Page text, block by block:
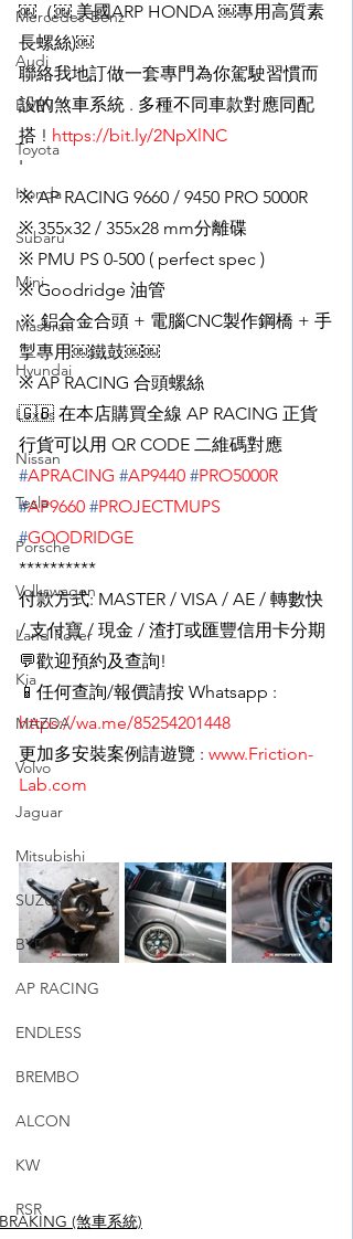
Mercedes-Benz
Audi
BMW
Toyota
Honda
Subaru
Mini
Maserati
Hyundai
Lexus
Nissan
Tesla
Porsche
Volkswagen
Land Rover
Kia
MAZDA
Volvo
Jaguar
Mitsubishi
SUZUKI
BYD
AP RACING
ENDLESS
BREMBO
ALCON
KW
RSR
￼（￼ 美國ARP HONDA ￼專用高質素
長螺絲)￼
聯絡我地訂做一套專門為你駕駛習慣而
設的煞車系統 . 多種不同車款對應同配
搭 ! https://bit.ly/2NpXlNC
'
※ AP RACING 9660 / 9450 PRO 5000R
※ 355x32 / 355x28 mm分離碟
※ PMU PS 0-500 ( perfect spec )
※ Goodridge 油管
※ 鋁合金合頭 + 電腦CNC製作鋼橋 + 手
掣專用￼鐵鼓￼￼
※ AP RACING 合頭螺絲
🇬🇧 在本店購買全線 AP RACING 正貨
行貨可以用 QR CODE 二維碼對應
#APRACING #AP9440 #PRO5000R
#AP9660 #PROJECTMUPS
#GOODRIDGE
**********
付款方式: MASTER / VISA / AE / 轉數快
/ 支付寶 / 現金 / 渣打或匯豐信用卡分期
💬歡迎預約及查詢!
📱任何查詢/報價請按 Whatsapp :
https://wa.me/85254201448
更加多安裝案例請遊覽 : www.Friction-
Lab.com
BRAKING (煞車系統)